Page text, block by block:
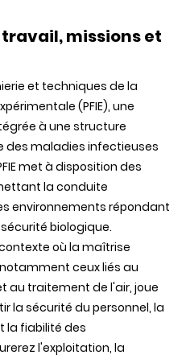
missions et
et techniques de la
(PFIE), une
à une structure
des maladies infectieuses
met à disposition des
la conduite
environnements répondant
biologique.
où la maîtrise
ceux liés au
au traitement de l'air, joue
la sécurité du personnel, la
la fiabilité des
l'exploitation, la